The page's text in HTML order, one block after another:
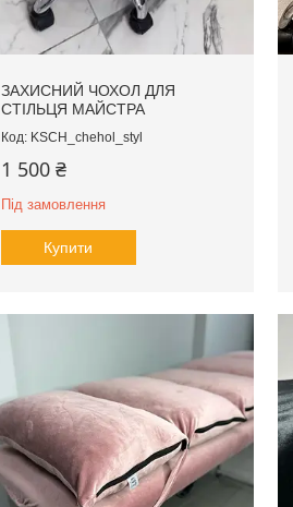
ЗАХИСНИЙ ЧОХОЛ ДЛЯ
СТІЛЬЦЯ МАЙСТРА
KSCH_chehol_styl
1 500 ₴
Під замовлення
Купити